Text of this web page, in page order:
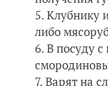
Клубнику
либо
В посуду
Варят на